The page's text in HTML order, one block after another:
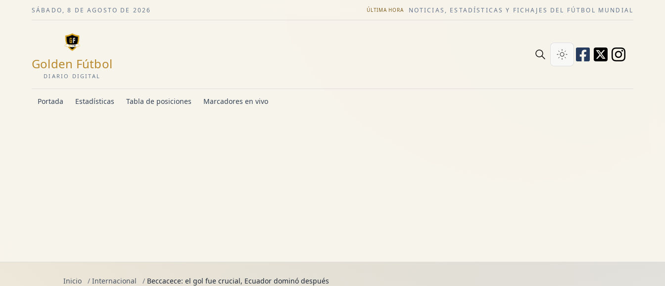
SÁBADO, 8 DE AGOSTO DE 2026 ÚLTIMA HORA NOTICIAS, ESTADÍSTICAS Y FICHAJES DEL FÚTBOL MUNDIAL
Golden Fútbol
DIARIO DIGITAL
Portada Estadísticas Tabla de posiciones Marcadores en vivo
Inicio / Internacional / Beccacece: el gol fue crucial, Ecuador dominó después